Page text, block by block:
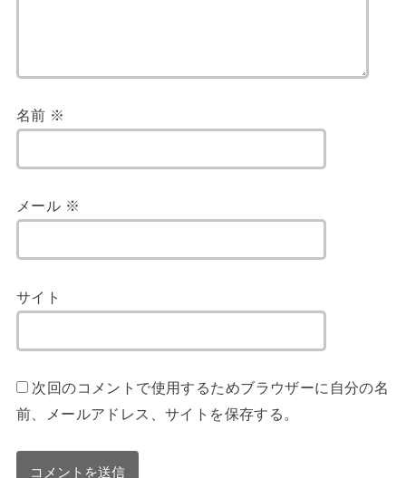
名前 ※
メール ※
サイト
次回のコメントで使用するためブラウザーに自分の名
前、メールアドレス、サイトを保存する。